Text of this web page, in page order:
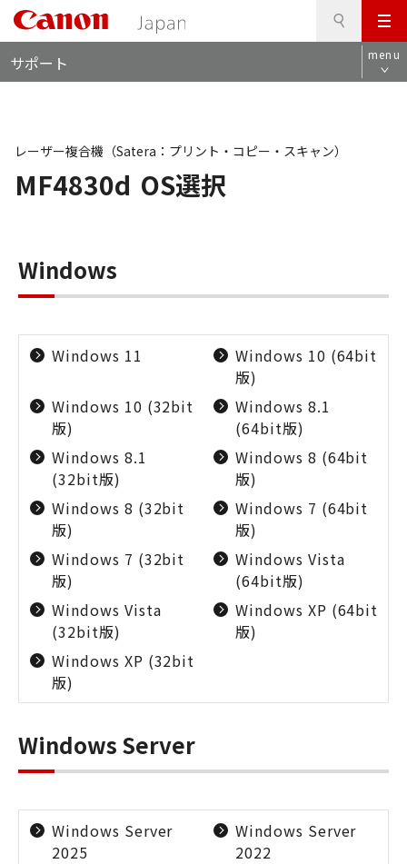
メ
ニ
ュ
サポート menu
MF4830d OS選択
レーザー複合機（Satera：プリント・コピー・スキャン）
Windows
Windows 11
Windows 10 (64bit
版)
Windows 10 (32bit
版)
Windows 8.1
(64bit版)
Windows 8.1
(32bit版)
Windows 8 (64bit
版)
Windows 8 (32bit
版)
Windows 7 (64bit
版)
Windows 7 (32bit
版)
Windows Vista
(64bit版)
Windows Vista
(32bit版)
Windows XP (64bit
版)
Windows XP (32bit
版)
Windows Server
Windows Server
2025
Windows Server
2022